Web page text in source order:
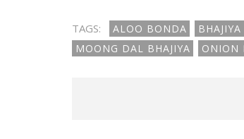
TAGS: ALOO BONDA
MOONG DAL BHAJIYA
ONION